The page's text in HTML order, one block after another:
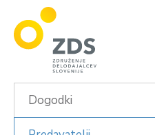
ZDS
Dogodki